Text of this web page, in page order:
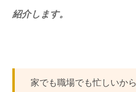
紹介します。
家でも職場でも忙しいから